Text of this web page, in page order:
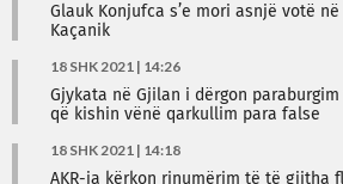
Glauk Konjufca s’e mori asnjë votë
Kaçanik
18 SHK 2021 | 14:26
Gjykata në Gjilan i dërgon
që kishin vënë qarkullim para false
18 SHK 2021 | 14:18
AKR-ja kërkon rinumërim të të gjitha